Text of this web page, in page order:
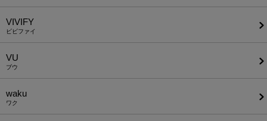
VIVIFY
ビビファイ
VU
ブウ
waku
ワク